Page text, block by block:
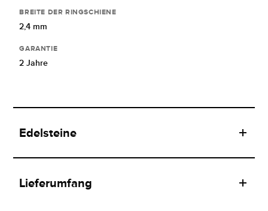
BREITE DER RINGSCHIENE
2,4 mm
GARANTIE
2 Jahre
Edelsteine
Lieferumfang